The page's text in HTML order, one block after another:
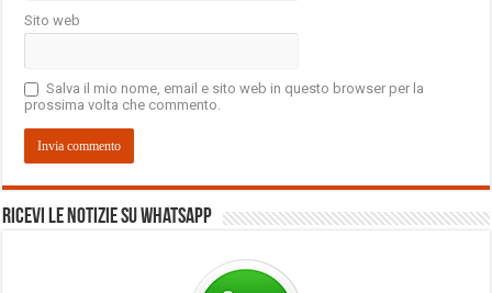
Sito web
Salva il mio nome, email e sito web in questo browser per la
prossima volta che commento.
Ricevi le notizie su Whatsapp